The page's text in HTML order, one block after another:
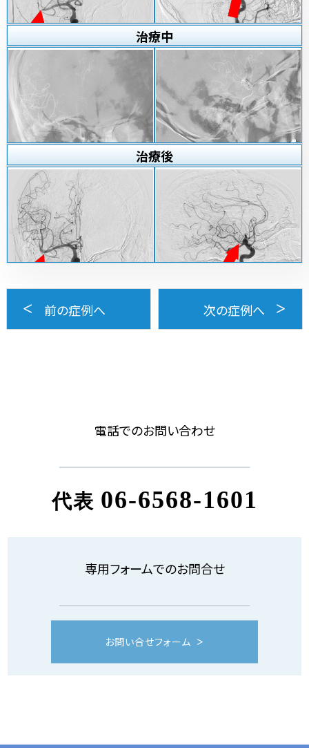
治療中
治療後
前の症例へ 次の症例へ
電話でのお問い合わせ
代表 06-6568-1601
専用フォームでのお問合せ
お問い合せフォーム